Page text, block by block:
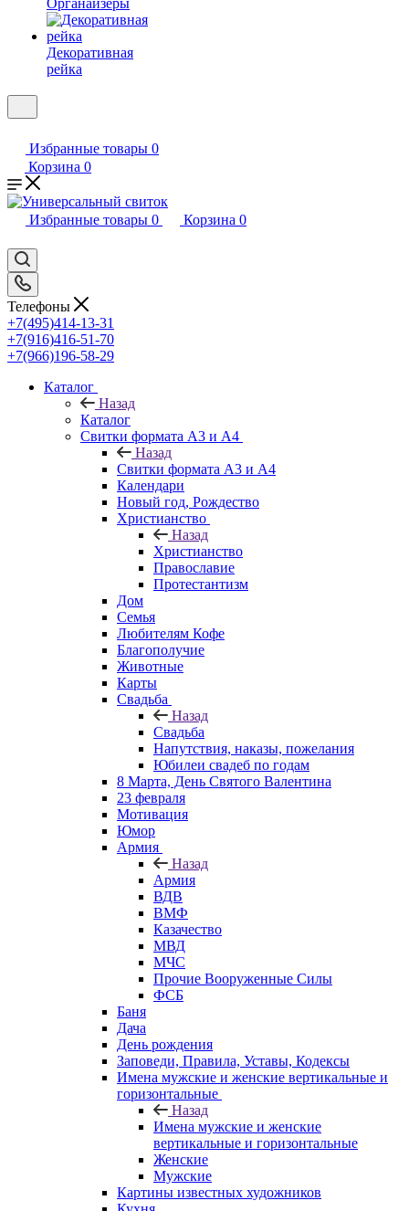
Органайзеры
Декоративная
рейка
Избранные товары 0
Корзина 0
Избранные товары 0 Корзина 0
Телефоны
+7(495)414-13-31
+7(916)416-51-70
+7(966)196-58-29
Каталог
Назад
Каталог
Свитки формата А3 и А4
Назад
Свитки формата А3 и А4
Календари
Новый год, Рождество
Христианство
Назад
Христианство
Православие
Протестантизм
Дом
Семья
Любителям Кофе
Благополучие
Животные
Карты
Свадьба
Назад
Свадьба
Напутствия, наказы, пожелания
Юбилеи свадеб по годам
8 Марта, День Святого Валентина
23 февраля
Мотивация
Юмор
Армия
Назад
Армия
ВДВ
ВМФ
Казачество
МВД
МЧС
Прочие Вооруженные Силы
ФСБ
Баня
Дача
День рождения
Заповеди, Правила, Уставы, Кодексы
Имена мужские и женские вертикальные и
горизонтальные
Назад
Имена мужские и женские
вертикальные и горизонтальные
Женские
Мужские
Картины известных художников